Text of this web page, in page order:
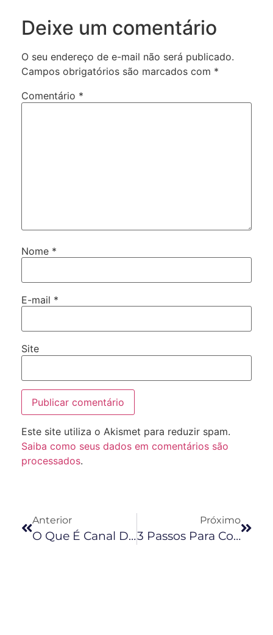
Deixe um comentário
O seu endereço de e-mail não será publicado.
Campos obrigatórios são marcados com *
Comentário *
Nome *
E-mail *
Site
Este site utiliza o Akismet para reduzir spam.
Saiba como seus dados em comentários são
processados.
Anterior
O Que É Canal De Marketing Digital?
Próximo
3 Passos Para Começar Seu Negócio Online No YouTube